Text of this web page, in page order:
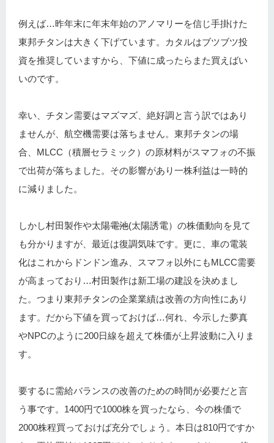
例えば…昨年末に年末年始のアノマリーを信じ手掛けた
東邦チタンは大きく下げています。カタルはブツブツ投
資を推奨していますから、下値に成ったらまた買えばい
いのです。
幸い、チタン需要はマズマズ、絶好調と言う訳ではあり
ませんが、航空機需要は落ちません。東邦チタンの場
合、MLCC（積層セラミック）の原材料がスマフォの不振
で出荷が落ちました。その影響があり一株利益は一時的
に減りました。
しかし村田製作や太陽電池(太陽誘電）の株価動向を見て
も分かりますが、最近は復調気味です。更に、車の電装
化はこれからドンドン進み、スマフォ以外にもMLCC需要
が高まっており…村田製作は新工場の建設を決めまし
た。つまり東邦チタンの企業業績は改善の方向性にあり
ます。だから下値を買っておけば…何れ、今示した夢真
やNPCのように200日線を超えて株価が上昇波動に入りま
す。
要するに需給バランスの改善のための時間が必要だと言
う事です。1400円で1000株を買ったなら、今の株価で
2000株程買っておけば充分でしょう。本日は810円ですか